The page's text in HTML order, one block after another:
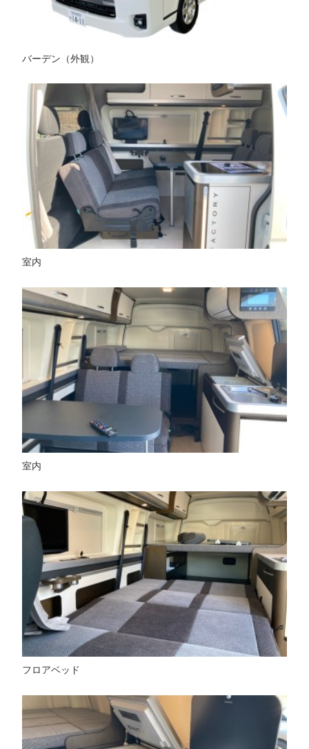
バーデン（外観）
室内
室内
フロアベッド